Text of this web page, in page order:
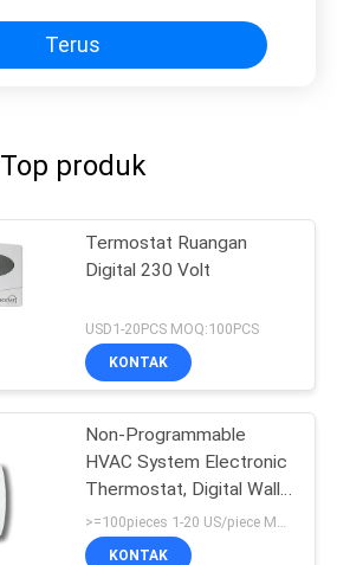
Terus
Top produk
Termostat Ruangan
Digital 230 Volt
USD1-20PCS MOQ:100PCS
KONTAK
Non-Programmable
HVAC System Electronic
Thermostat, Digital Wall
Thermostat
>=100pieces 1-20 US/piece MOQ:100pieces
KONTAK